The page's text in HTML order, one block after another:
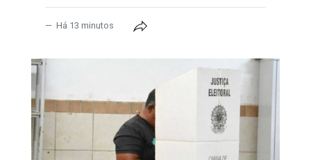
Há 13 minutos